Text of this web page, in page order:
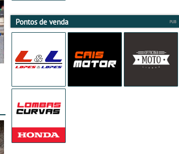
Pontos de venda